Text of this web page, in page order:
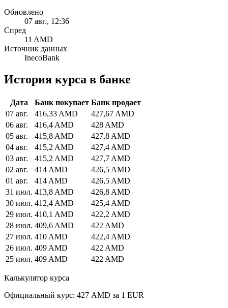
Обновлено
07 авг., 12:36
Спред
11 AMD
Источник данных
InecoBank
История курса в банке
Дата Банк покупает Банк продает
07 авг.
416,33 AMD
427,67 AMD
06 авг.
416,4 AMD
428 AMD
05 авг.
415,8 AMD
427,8 AMD
04 авг.
415,2 AMD
427,4 AMD
03 авг.
415,2 AMD
427,7 AMD
02 авг.
414 AMD
426,5 AMD
01 авг.
414 AMD
426,5 AMD
31 июл. 413,8 AMD
426,8 AMD
30 июл. 412,4 AMD
425,4 AMD
29 июл. 410,1 AMD
422,2 AMD
28 июл. 409,6 AMD
422 AMD
27 июл. 410 AMD
422,4 AMD
26 июл. 409 AMD
422 AMD
25 июл. 409 AMD 422 AMD
Калькулятор курса
Официальный курс: 427 AMD за 1 EUR